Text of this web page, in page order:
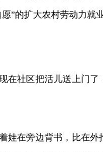
”的扩大农村劳动力就
社区把活儿送上门了
在旁边背书，比在外